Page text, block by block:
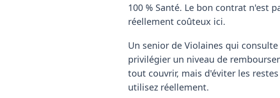
100 % Santé. Le bon contrat n'est
réellement coûteux ici.
Un senior de Violaines qui
privilégier un niveau de
tout couvrir, mais d'éviter les
utilisez réellement.